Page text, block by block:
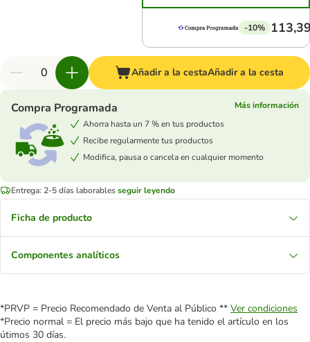
-10%
Añadir a la cestaAñadir a la cesta
Compra Programada
Más información
Ahorra hasta un 7 % en tus productos
Recibe regularmente tus productos
Modifica, pausa o cancela en cualquier momento
Entrega: 2-5 días laborablesseguir leyendo
Ficha de producto
Componentes analíticos
*PRVP = Precio Recomendado de Venta al Público ** Ver condiciones
*Precio normal = El precio más bajo que ha tenido el artículo en los
útimos 30 días.